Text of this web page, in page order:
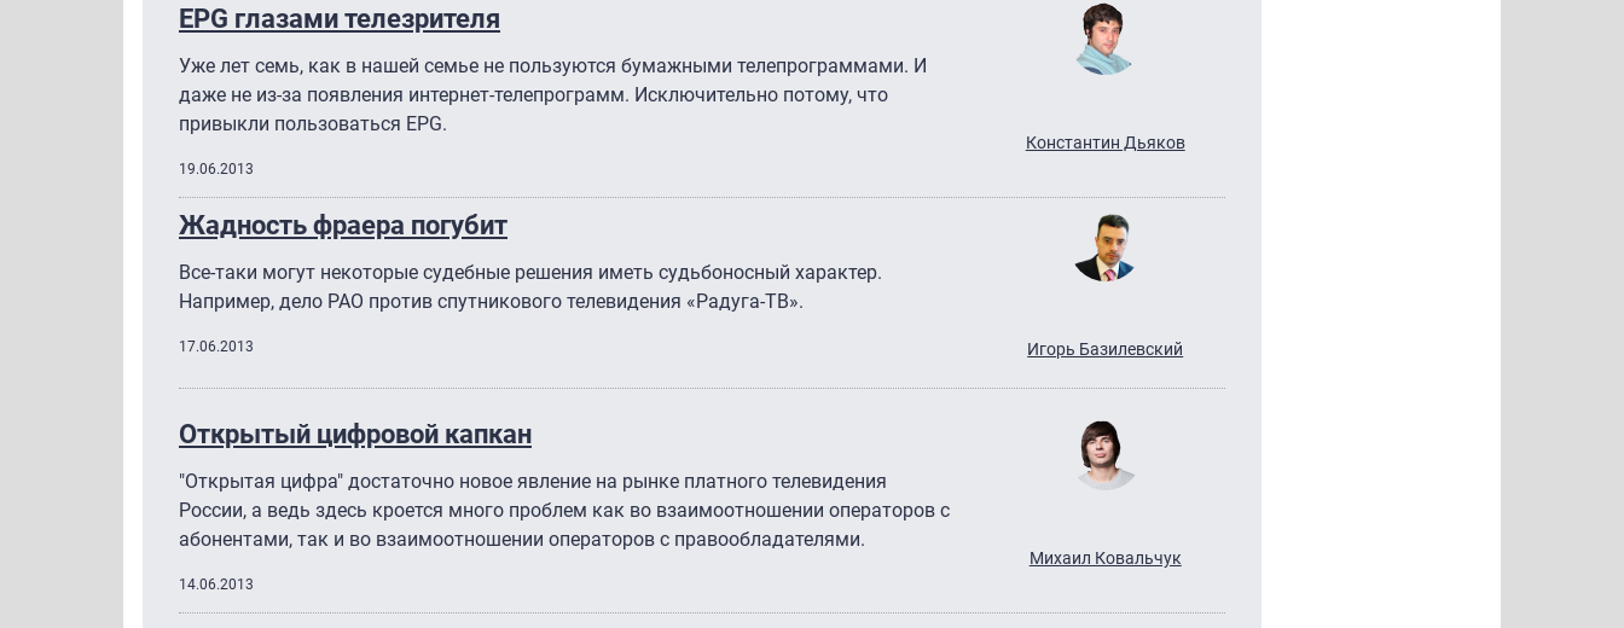
EPG глазами телезрителя
Уже лет семь, как в нашей семье не пользуются бумажными телепрограммами. И
даже не из-за появления интернет-телепрограмм. Исключительно потому, что
привыкли пользоваться EPG.
19.06.2013
Константин Дьяков
Жадность фраера погубит
Все-таки могут некоторые судебные решения иметь судьбоносный характер.
Например, дело РАО против спутникового телевидения «Радуга-ТВ».
17.06.2013 Игорь Базилевский
Открытый цифровой капкан
"Открытая цифра" достаточно новое явление на рынке платного телевидения
России, а ведь здесь кроется много проблем как во взаимоотношении операторов с
абонентами, так и во взаимоотношении операторов с правообладателями.
14.06.2013
Михаил Ковальчук